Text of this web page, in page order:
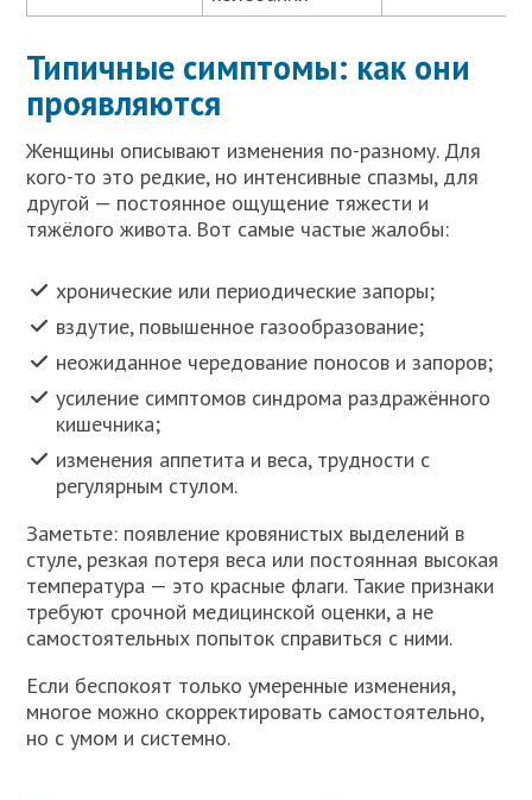
Типичные симптомы: как они
проявляются
Женщины описывают изменения по-разному. Для
кого-то это редкие, но интенсивные спазмы, для
другой — постоянное ощущение тяжести и
тяжёлого живота. Вот самые частые жалобы:
хронические или периодические запоры;
вздутие, повышенное газообразование;
неожиданное чередование поносов и запоров;
усиление симптомов синдрома раздражённого
кишечника;
изменения аппетита и веса, трудности с
регулярным стулом.
Заметьте: появление кровянистых выделений в
стуле, резкая потеря веса или постоянная высокая
температура — это красные флаги. Такие признаки
требуют срочной медицинской оценки, а не
самостоятельных попыток справиться с ними.
Если беспокоят только умеренные изменения,
многое можно скорректировать самостоятельно,
но с умом и системно.